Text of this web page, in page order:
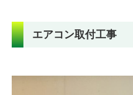
エアコン取付工事